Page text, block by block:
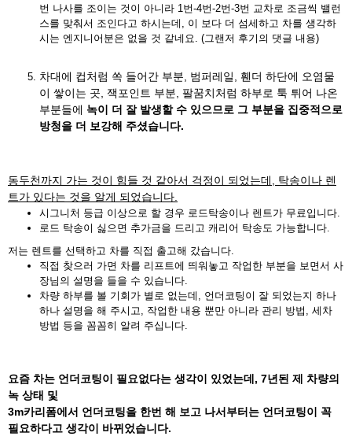
번 나사를 조이는 것이 아니라 1번-4번-2번-3번 교차로 조금씩 밸런
스를 맞춰서 조인다고 하시는데, 이 보다 더 섬세하고 차를 생각하
시는 엔지니어분은 없을 것 같네요. (그랜저 후기의 댓글 내용)
차대에 컵처럼 쏙 들어간 부분, 범퍼레일, 휀더 하단에 오염물
이 쌓이는 곳, 잭포인트 부분, 팔꿈치처럼 하부로 툭 튀어 나온
부분들에 녹이 더 잘 발생할 수 있으므로 그 부분을 집중적으로
방청을 더 보강해 주셨습니다.
동두천까지 가는 것이 힘들 것 같아서 걱정이 되었는데, 탁송이나 렌
트가 있다는 것을 알게 되었습니다.
시그니처 등급 이상으로 할 경우 로드탁송이나 렌트가 무료입니다.
로드 탁송이 싫으면 추가금을 드리고 캐리어 탁송도 가능합니다.
저는 렌트를 선택하고 차를 직접 출고해 갔습니다.
직접 찾으러 가면 차를 리프트에 띄워놓고 작업한 부분을 보면서 사
장님의 설명을 들을 수 있습니다.
차량 하부를 볼 기회가 별로 없는데, 언더코팅이 잘 되었는지 하나
하나 설명을 해 주시고, 작업한 내용 뿐만 아니라 관리 방법, 세차
방법 등을 꼼꼼히 알려 주십니다.
요즘 차는 언더코팅이 필요없다는 생각이 있었는데, 7년된 제 차량의
녹 상태 및
3m카리폼에서 언더코팅을 한번 해 보고 나서부터는 언더코팅이 꼭
필요하다고 생각이 바뀌었습니다.